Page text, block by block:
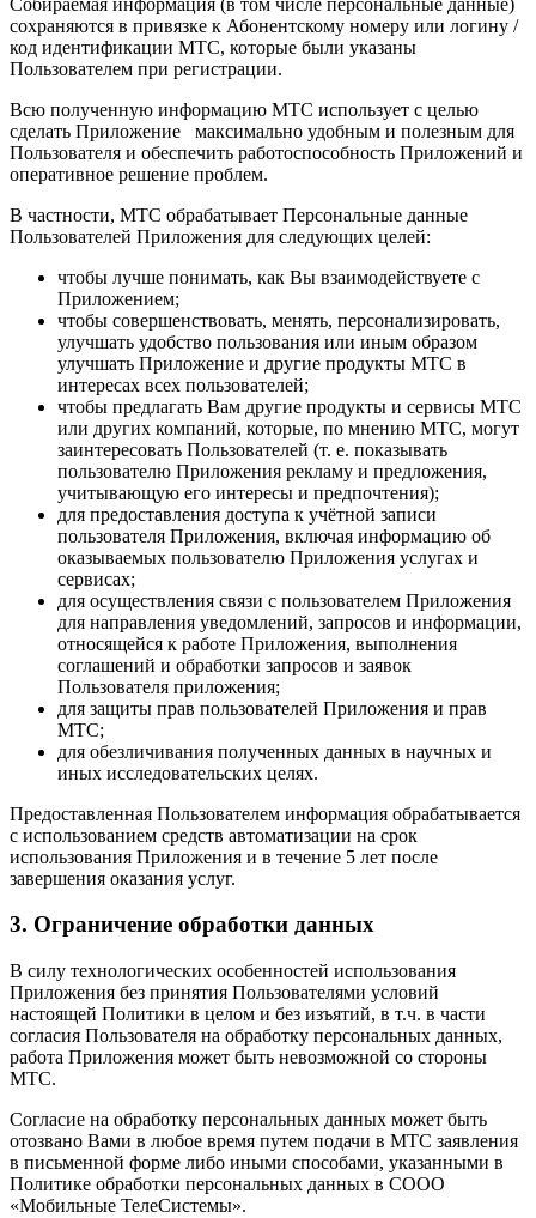
сохраняются в привязке к Абонентскому номеру или логину /
код идентификации МТС, которые были указаны
Пользователем при регистрации.
Всю полученную информацию МТС использует с целью
сделать Приложение максимально удобным и полезным для
Пользователя и обеспечить работоспособность Приложений и
оперативное решение проблем.
В частности, МТС обрабатывает Персональные данные
Пользователей Приложения для следующих целей:
чтобы лучше понимать, как Вы взаимодействуете с
Приложением;
чтобы совершенствовать, менять, персонализировать,
улучшать удобство пользования или иным образом
улучшать Приложение и другие продукты МТС в
интересах всех пользователей;
чтобы предлагать Вам другие продукты и сервисы МТС
или других компаний, которые, по мнению МТС, могут
заинтересовать Пользователей (т. е. показывать
пользователю Приложения рекламу и предложения,
учитывающую его интересы и предпочтения);
для предоставления доступа к учётной записи
пользователя Приложения, включая информацию об
оказываемых пользователю Приложения услугах и
сервисах;
для осуществления связи с пользователем Приложения
для направления уведомлений, запросов и информации,
относящейся к работе Приложения, выполнения
соглашений и обработки запросов и заявок
Пользователя приложения;
для защиты прав пользователей Приложения и прав
МТС;
для обезличивания полученных данных в научных и
иных исследовательских целях.
Предоставленная Пользователем информация обрабатывается
с использованием средств автоматизации на срок
использования Приложения и в течение 5 лет после
завершения оказания услуг.
3. Ограничение обработки данных
В силу технологических особенностей использования
Приложения без принятия Пользователями условий
настоящей Политики в целом и без изъятий, в т.ч. в части
согласия Пользователя на обработку персональных данных,
работа Приложения может быть невозможной со стороны
МТС.
Согласие на обработку персональных данных может быть
отозвано Вами в любое время путем подачи в МТС заявления
в письменной форме либо иными способами, указанными в
Политике обработки персональных данных в СООО
«Мобильные ТелеСистемы».